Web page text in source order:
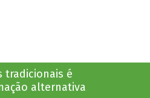
tradicionais é
alternativa